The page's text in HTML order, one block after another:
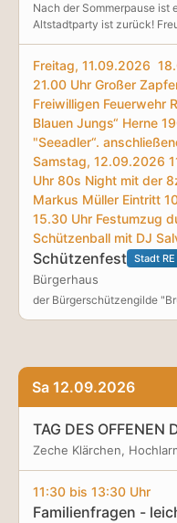
Nach der Sommerpause ist
Altstadtparty ist zurück!
Abend mit immer
abwechslungsreichen
bekannten Hits. Egal, ob du
einfach in geselliger Runde
möchtest, hier findest du
vorbei, triff bekannte
Genieße die besondere
starte gemeinsam mit uns
auf einen unvergesslichen
Freitag, 11.09.2026
21.00 Uhr Großer
Freiwilligen Feuerwehr
Blauen Jungs“ Herne
"Seeadler“.
Samstag, 12.09.2026
Uhr 80s Night mit der
Markus Müller Eintritt
15.30 Uhr Festumzug
Schützenball mit DJ
Schützenfest Stadt RE
Bürgerhaus
der Bürgerschützengilde
Sa 12.09.2026
TAG DES OFFENEN
Zeche Klärchen,
11:30 bis 13:30 Uhr
Familienfragen -